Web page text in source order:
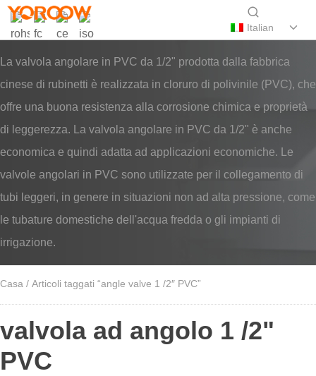
Italian
La valvola angolare in PVC da 1/2" prodotta dalla fabbrica
cinese di rubinetti è realizzata in cloruro di polivinile (PVC), che
offre una buona resistenza alla corrosione chimica e proprietà
di leggerezza. La valvola angolare in PVC da 1/2" è anche
economica e quindi adatta ad applicazioni economiche. Le
valvole angolari in PVC sono utilizzate per il collegamento di
tubi leggeri, in genere in situazioni non ad alta pressione, come
le tubature domestiche dell'acqua fredda o gli impianti di
irrigazione.
Casa / Articoli taggati “angle valve 1 /2″ PVC”
valvola ad angolo 1 /2"
PVC